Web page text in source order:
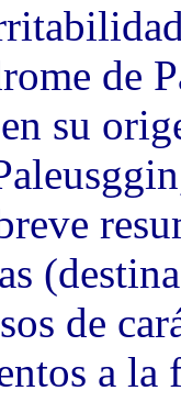
de
su
de
a la